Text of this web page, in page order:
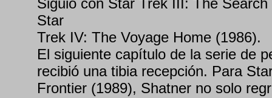
Siguió con Star Trek III: The
Star
Trek IV: The Voyage Home (1986).
El siguiente capítulo de la serie de
recibió una tibia recepción. Para
Frontier (1989), Shatner no solo